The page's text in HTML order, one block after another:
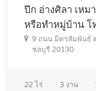
ปึก อ่างศิลา เหม
หรือทำหมู่บ้าน
9 ถนน มิตรสัมพันธ์
ชลบุรี 20130
22ไร่ 3 งาน